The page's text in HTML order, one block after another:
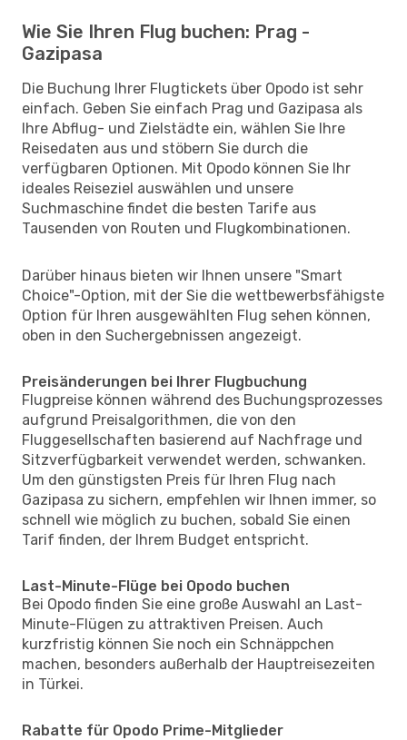
Wie Sie Ihren Flug buchen: Prag -
Gazipasa
Die Buchung Ihrer Flugtickets über Opodo ist sehr
einfach. Geben Sie einfach Prag und Gazipasa als
Ihre Abflug- und Zielstädte ein, wählen Sie Ihre
Reisedaten aus und stöbern Sie durch die
verfügbaren Optionen. Mit Opodo können Sie Ihr
ideales Reiseziel auswählen und unsere
Suchmaschine findet die besten Tarife aus
Tausenden von Routen und Flugkombinationen.
Darüber hinaus bieten wir Ihnen unsere "Smart
Choice"-Option, mit der Sie die wettbewerbsfähigste
Option für Ihren ausgewählten Flug sehen können,
oben in den Suchergebnissen angezeigt.
Preisänderungen bei Ihrer Flugbuchung
Flugpreise können während des Buchungsprozesses
aufgrund Preisalgorithmen, die von den
Fluggesellschaften basierend auf Nachfrage und
Sitzverfügbarkeit verwendet werden, schwanken.
Um den günstigsten Preis für Ihren Flug nach
Gazipasa zu sichern, empfehlen wir Ihnen immer, so
schnell wie möglich zu buchen, sobald Sie einen
Tarif finden, der Ihrem Budget entspricht.
Last-Minute-Flüge bei Opodo buchen
Bei Opodo finden Sie eine große Auswahl an Last-
Minute-Flügen zu attraktiven Preisen. Auch
kurzfristig können Sie noch ein Schnäppchen
machen, besonders außerhalb der Hauptreisezeiten
in Türkei.
Rabatte für Opodo Prime-Mitglieder